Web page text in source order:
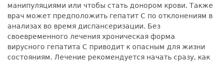
манипуляциями или чтобы стать донором крови. Также
врач может предположить гепатит С по отклонениям в
анализах во время диспансеризации. Без
своевременного лечения хроническая форма
вирусного гепатита С приводит к опасным для жизни
состояниям. Лечение рекомендуется начать сразу, как